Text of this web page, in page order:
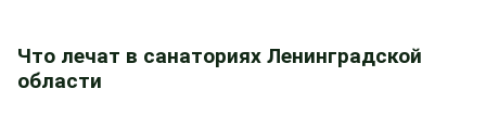
Что лечат в санаториях Ленинградской
области